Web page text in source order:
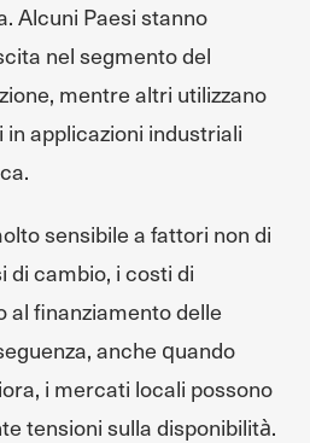
Alcuni Paesi stanno
nel segmento del
mentre altri utilizzano
applicazioni industriali
sensibile a fattori non di
di cambio, i costi di
al finanziamento delle
anche quando
i mercati locali possono
tensioni sulla disponibilità.